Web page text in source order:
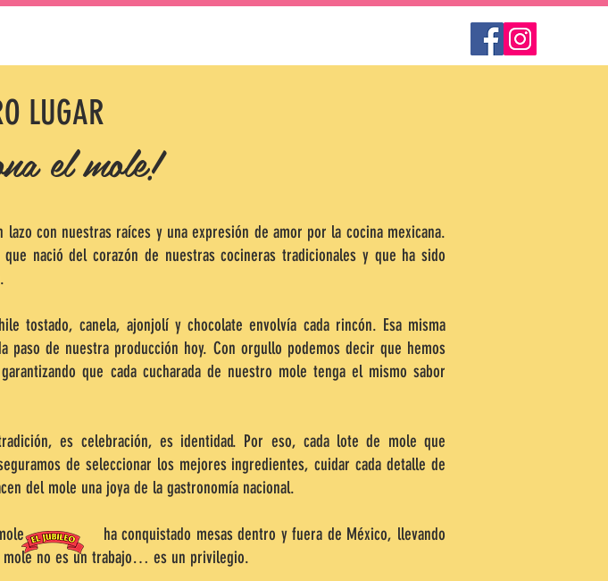
LUGAR
el mole!
nuestras raíces y una expresión de amor por la cocina mexicana.
nació del corazón de nuestras cocineras tradicionales y que ha sido
tostado, canela, ajonjolí y chocolate envolvía cada rincón. Esa misma
de nuestra producción hoy. Con orgullo podemos decir que hemos
que cada cucharada de nuestro mole tenga el mismo sabor
es celebración, es identidad. Por eso, cada lote de mole que
de seleccionar los mejores ingredientes, cuidar cada detalle de
del mole una joya de la gastronomía nacional.
mole ha conquistado mesas dentro y fuera de México, llevando
mole no es un trabajo… es un privilegio.